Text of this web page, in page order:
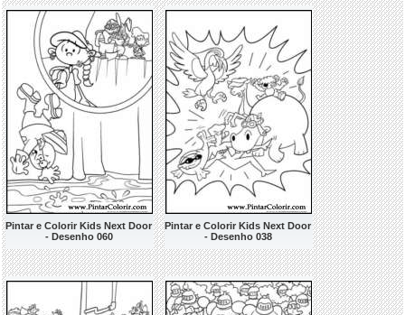
Pintar e Colorir Kids Next Door
- Desenho 060
Pintar e Colorir Kids Next Door
- Desenho 038